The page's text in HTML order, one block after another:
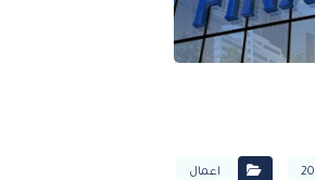
اعمال